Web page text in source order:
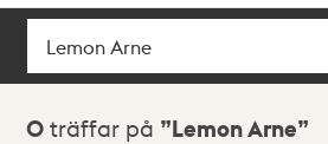
Sök
Sökresultat
0 träffar på Lemon Arne